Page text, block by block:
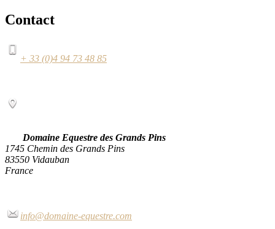
Contact
+ 33 (0)4 94 73 48 85
Domaine Equestre des Grands Pins
1745 Chemin des Grands Pins
83550 Vidauban
France
info@domaine-equestre.com